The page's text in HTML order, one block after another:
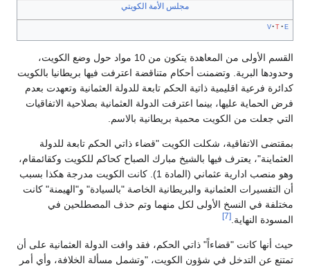
مجلس الأمة الكويتي
v t e
القسم الأولى من المعاهدة يتكون من 10 مواد حول وضع الكويت،
وحدودها البرية. وتضمنت أحكام متناقضة اعترفت فيها بريطانيا بالكويت
كدائرة فرعية اقليمية ذاتية الحكم تابعة للدولة العثمانية وتعهدت بعدم
فرض الحماية عليها، بينما اعترفت الدولة العثمانية بصلاحية الاتفاقيات
التي جعلت من الكويت محمية بريطانية بالاسم.
بمقتضى الاتفاقية، شكلت الكويت "قضاء ذاتي الحكم تابعة للدولة
العثماينة"، يعترف فيها بالشيخ مبارك الصباح كحاكم للكويت وكقائمقام،
وهو منصب ادارية عثماني (المادة 1). كانت الكويت مدرجة هكذا بسبب
أن التفسيرات العثمانية والبريطانية الخاصة "بالسيادة" و"الهيمنة" كانت
مختلفة في النسخ الأولى لكل منهما وتم حذف المصطلحين في
المسودة النهاية. [7]
حيث أنها كانت "قضاءاً" ذاتي الحكم، فقد وافت الدولة العثمانية على أن
تمتنع عن التدخل في شؤون الكويت، "وتشمل مسألة الخلافة، وأي أمر